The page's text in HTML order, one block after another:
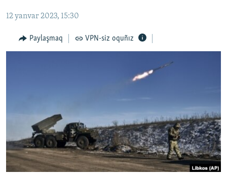
İNSAN AQLARI
VİDEO
Русский
Українською
QOŞULIÑIZ!
12 yanvar 2023, 15:30
Paylaşmaq VPN-siz oquñız